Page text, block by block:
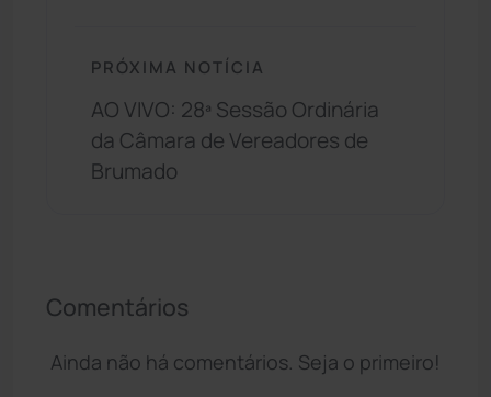
PRÓXIMA NOTÍCIA
AO VIVO: 28ª Sessão Ordinária
da Câmara de Vereadores de
Brumado
Comentários
Ainda não há comentários. Seja o primeiro!